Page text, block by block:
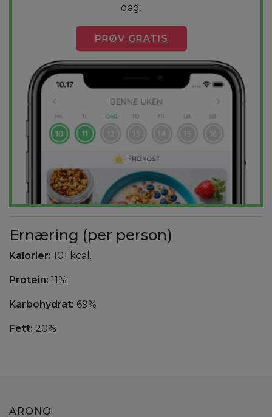
dag.
PRØV GRATIS
Ernæring (per person)
Kalorier: 101 kcal.
Protein: 11%
Karbohydrat: 69%
Fett: 20%
ARONO